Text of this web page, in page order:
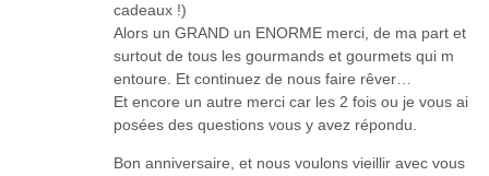
cadeaux !)
Alors un GRAND un ENORME merci, de ma part et
surtout de tous les gourmands et gourmets qui m
entoure. Et continuez de nous faire rêver…
Et encore un autre merci car les 2 fois ou je vous ai
posées des questions vous y avez répondu.
Bon anniversaire, et nous voulons vieillir avec vous